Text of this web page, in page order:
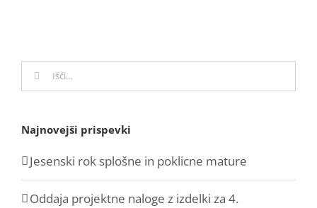
Search
for:
Najnovejši prispevki
Jesenski rok splošne in poklicne mature
Oddaja projektne naloge z izdelki za 4.